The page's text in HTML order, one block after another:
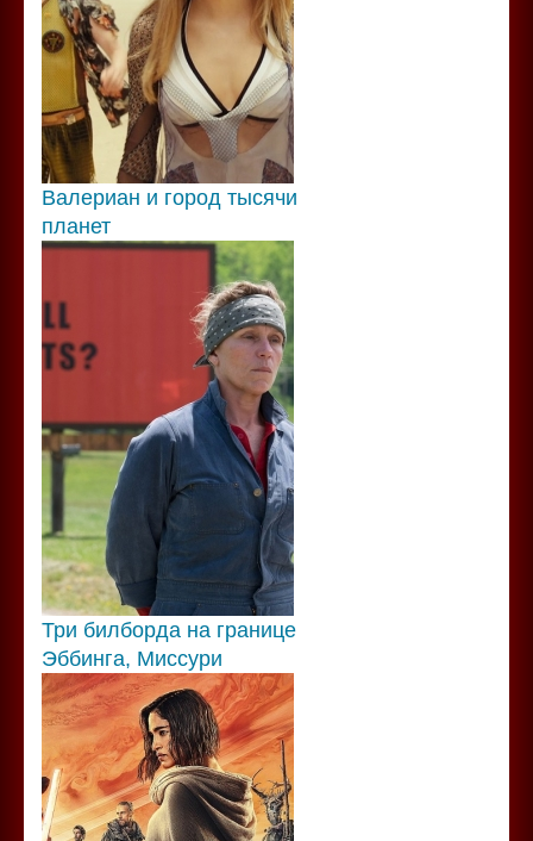
Валериан и город тысячи
планет
Три билборда на границе
Эббинга, Миссури